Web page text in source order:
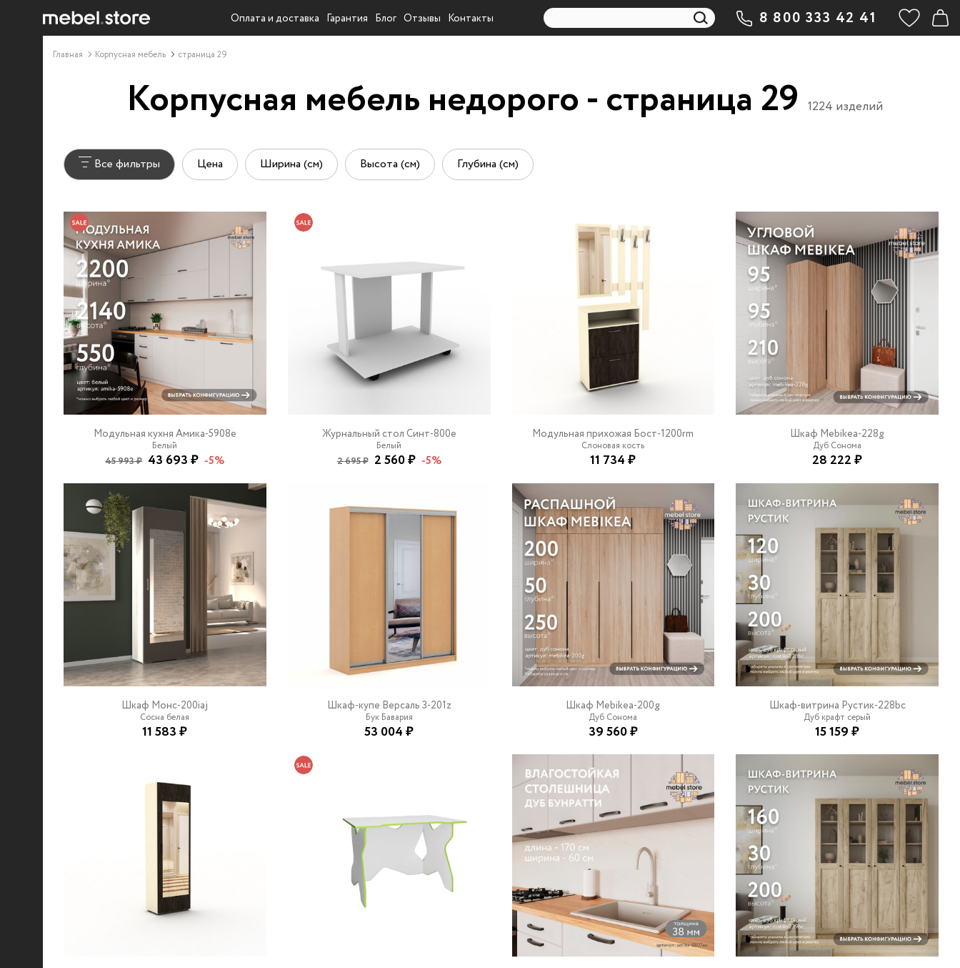
Оплата и доставка Гарантия Блог Отзывы Контакты 8 800 333 42 41
© 2021-2026 mebel.store
Главная Корпусная мебель страница 29
Корпусная мебель недорого - страница 29 1224 изделий
Все фильтры Цена Ширина (см) Высота (см) Глубина (см)
Модульная кухня Амика-5908e
Белый
45 993 ₽ 43 693 ₽ -5%
Журнальный стол Синт-800e
Белый
2 695 ₽ 2 560 ₽ -5%
Модульная прихожая Бост-1200rm
Слоновая кость
11 734 ₽
Шкаф Mebikea-228g
Дуб Сонома
28 222 ₽
Шкаф Монс-200iaj
Сосна белая
11 583 ₽
Шкаф-купе Версаль 3-201z
Бук Бавария
53 004 ₽
Шкаф Mebikea-200g
Дуб Сонома
39 560 ₽
Шкаф-витрина Рустик-228bc
Дуб крафт серый
15 159 ₽